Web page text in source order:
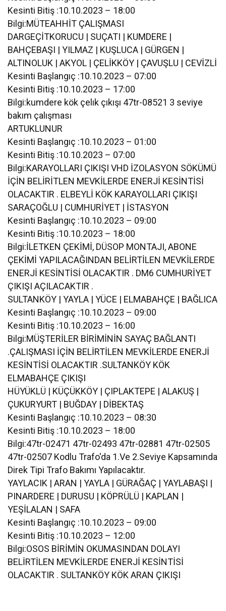
Kesinti Bitiş :10.10.2023 – 18:00
Bilgi:MÜTEAHHİT ÇALIŞMASI
DARGEÇİTKORUCU | SUÇATI | KUMDERE |
BAHÇEBAŞI | YILMAZ | KUŞLUCA | GÜRGEN |
ALTINOLUK | AKYOL | ÇELİKKÖY | ÇAVUŞLU | CEVİZLİ
Kesinti Başlangıç :10.10.2023 – 07:00
Kesinti Bitiş :10.10.2023 – 17:00
Bilgi:kumdere kök çelık çıkışı 47tr-08521 3 seviye
bakım çalışması
ARTUKLUNUR
Kesinti Başlangıç :10.10.2023 – 01:00
Kesinti Bitiş :10.10.2023 – 07:00
Bilgi:KARAYOLLARI ÇIKIŞI VHD İZOLASYON SÖKÜMÜ
İÇİN BELİRİTLEN MEVKİLERDE ENERJİ KESİNTİSİ
OLACAKTIR . ELBEYLİ KÖK KARAYOLLARI ÇIKIŞI
SARAÇOĞLU | CUMHURİYET | İSTASYON
Kesinti Başlangıç :10.10.2023 – 09:00
Kesinti Bitiş :10.10.2023 – 18:00
Bilgi:İLETKEN ÇEKİMİ, DÜSOP MONTAJI, ABONE
ÇEKİMİ YAPILACAĞINDAN BELİRTİLEN MEVKİLERDE
ENERJİ KESİNTİSİ OLACAKTIR . DM6 CUMHURİYET
ÇIKIŞI AÇILACAKTIR .
SULTANKÖY | YAYLA | YÜCE | ELMABAHÇE | BAĞLICA
Kesinti Başlangıç :10.10.2023 – 09:00
Kesinti Bitiş :10.10.2023 – 16:00
Bilgi:MÜŞTERİLER BİRİMİNİN SAYAÇ BAĞLANTI
.ÇALIŞMASI İÇİN BELİRTİLEN MEVKİLERDE ENERJİ
KESİNTİSİ OLACAKTIR .SULTANKÖY KÖK
ELMABAHÇE ÇIKIŞI
HÜYÜKLÜ | KÜÇÜKKÖY | ÇIPLAKTEPE | ALAKUŞ |
ÇUKURYURT | BUĞDAY | DİBEKTAŞ
Kesinti Başlangıç :10.10.2023 – 08:30
Kesinti Bitiş :10.10.2023 – 18:00
Bilgi:47tr-02471 47tr-02493 47tr-02881 47tr-02505
47tr-02507 Kodlu Trafo'da 1.Ve 2.Seviye Kapsamında
Direk Tipi Trafo Bakımı Yapılacaktır.
YAYLACIK | ARAN | YAYLA | GÜRAĞAÇ | YAYLABAŞI |
PINARDERE | DURUSU | KÖPRÜLÜ | KAPLAN |
YEŞİLALAN | SAFA
Kesinti Başlangıç :10.10.2023 – 09:00
Kesinti Bitiş :10.10.2023 – 12:00
Bilgi:OSOS BİRİMİN OKUMASINDAN DOLAYI
BELİRTİLEN MEVKİLERDE ENERJİ KESİNTİSİ
OLACAKTIR . SULTANKÖY KÖK ARAN ÇIKIŞI